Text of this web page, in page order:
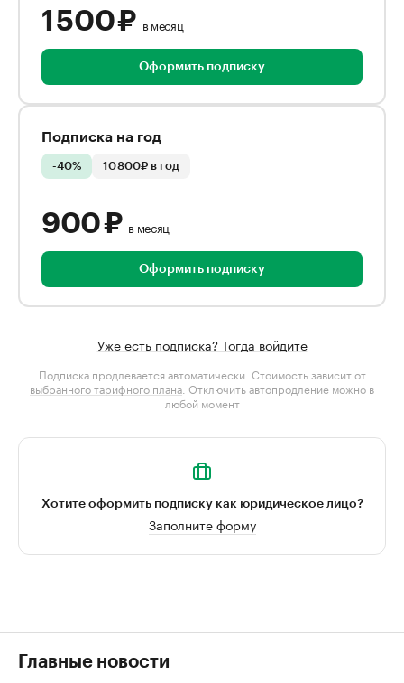
1 500 ₽ в месяц
Оформить подписку
Подписка на год
-40% 10 800₽ в год
900 ₽ в месяц
Оформить подписку
Уже есть подписка? Тогда войдите
Подписка продлевается автоматически. Стоимость зависит от
выбранного тарифного плана . Отключить автопродление можно в
любой момент
Хотите оформить подписку как юридическое лицо?
Заполните форму
Главные новости